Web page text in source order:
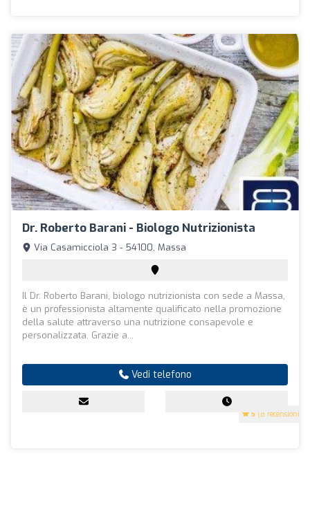
Dr. Roberto Barani - Biologo Nutrizionista
5 (8 recensioni)
Via Casamicciola 3 - 54100, Massa
Il Dr. Roberto Barani, biologo nutrizionista con sede a Massa,
è un professionista altamente qualificato nella promozione
della salute attraverso una nutrizione consapevole e
personalizzata. Grazie a...
Vedi telefono